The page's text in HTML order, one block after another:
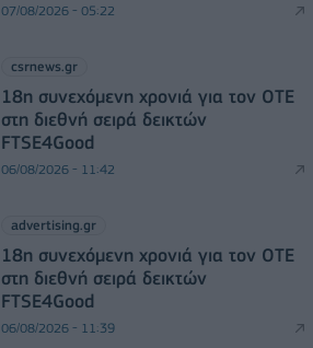
07/08/2026 - 05:22
csrnews.gr
18η συνεχόμενη χρονιά για τον ΟΤΕ
στη διεθνή σειρά δεικτών
FTSE4Good
06/08/2026 - 11:42
advertising.gr
18η συνεχόμενη χρονιά για τον ΟΤΕ
στη διεθνή σειρά δεικτών
FTSE4Good
06/08/2026 - 11:39